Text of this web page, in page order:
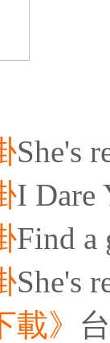
She's
I Dare
Find a
She's
載》